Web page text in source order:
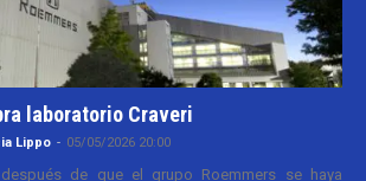
laboratorio Craveri
Lippo - 05/05/2026 20:00
de que el grupo Roemmers se haya